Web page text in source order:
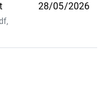
28/05/2026